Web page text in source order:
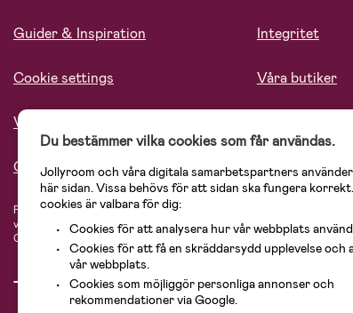
Guider & Inspiration
Cookie settings
Vårt ansvar
Om oss
Integritet
Våra butiker
På Jollyroom.se hittar du ett stort utbud av produkter för
vårt sortiment hittar du barnvagnar, bilstolar, kläder för barn och
Cosi, Baby Jogger, BabyBjörn, Didriksons, KidKraft, Ergobaby,
Du bestämmer vilka cookies som får användas.
Jollyroom och våra digitala samarbetspartners
här sidan. Vissa behövs för att sidan ska fungera
cookies är valbara för dig:
Cookies för att analysera hur vår webbplats
Cookies för att få en skräddarsydd upplevelse och
vår webbplats.
Cookies som möjliggör personliga annonser och
rekommendationer via Google.